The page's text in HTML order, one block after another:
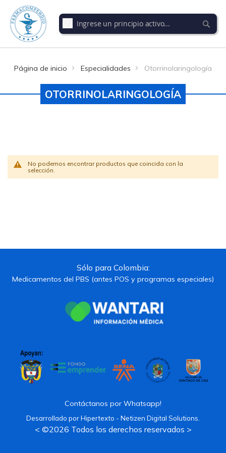
Buscar
Página de inicio Especialidades Otorrinolaringología
OTORRINOLARINGOLOGÍA
No podemos encontrar productos que coincida con la
selección.
Sólo para Colombia:
Medicamentos del PBS (antes POS y programas especiales)
Contáctanos por Whatsapp!
Desarrollado porHipertexto - Netizen Digital Solutions.
< ©2026 Todos los derechos reservados >